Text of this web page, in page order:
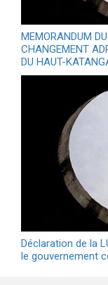
MEMORANDUM
CHANGEMENT
DU HAUT-
Déclaration de la
le gouvernement